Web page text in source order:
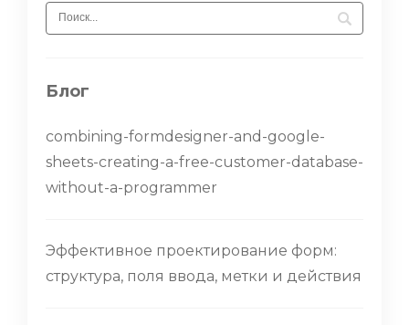
Блог
combining-formdesigner-and-google-
sheets-creating-a-free-customer-database-
without-a-programmer
Эффективное проектирование форм:
структура, поля ввода, метки и действия